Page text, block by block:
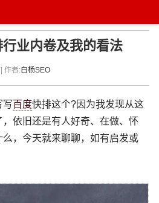
业内卷及我的看法
| 作者:白杨SEO
写百度快排这个?因为我发现从这
依旧还是有人好奇、在做、怀
，今天就来聊聊，如有启发或